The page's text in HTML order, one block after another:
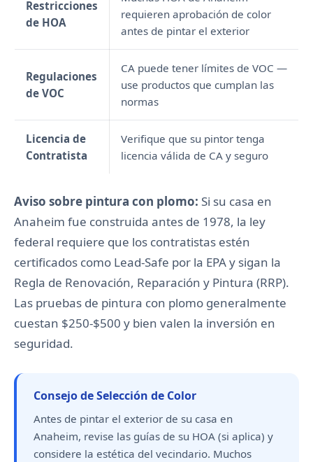
Restricciones
de HOA
requieren aprobación de color
antes de pintar el exterior
Regulaciones
de VOC
CA puede tener límites de VOC —
use productos que cumplan las
normas
Licencia de
Contratista
Verifique que su pintor tenga
licencia válida de CA y seguro
Aviso sobre pintura con plomo: Si su casa en
Anaheim fue construida antes de 1978, la ley
federal requiere que los contratistas estén
certificados como Lead-Safe por la EPA y sigan la
Regla de Renovación, Reparación y Pintura (RRP).
Las pruebas de pintura con plomo generalmente
cuestan $250-$500 y bien valen la inversión en
seguridad.
Consejo de Selección de Color
Antes de pintar el exterior de su casa en
Anaheim, revise las guías de su HOA (si aplica) y
considere la estética del vecindario. Muchos